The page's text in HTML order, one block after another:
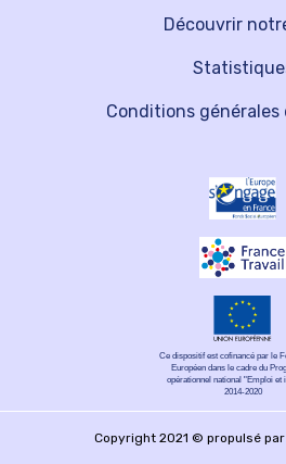
Découvrir
Conditions
Ce dispositif est cofinancé par le
Européen dans le cadre du
opérationnel national "Emploi et
2014-2020
Copyright 2021 © propulsé par